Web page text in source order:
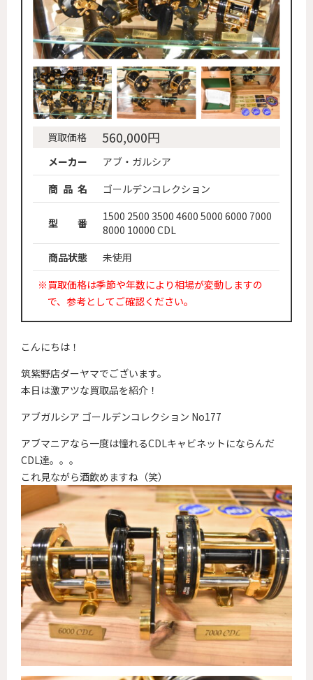
買取価格 560,000円
メーカー
アブ・ガルシア
商 品 名
ゴールデンコレクション
型 番
1500 2500 3500 4600 5000 6000 7000
8000 10000 CDL
商品状態
未使用
※買取価格は季節や年数により相場が変動しますの
で、参考としてご確認ください。
こんにちは！
筑紫野店ダーヤマでございます。
本日は激アツな買取品を紹介！
アブガルシア ゴールデンコレクション No177
アブマニアなら一度は憧れるCDLキャビネットにならんだ
CDL達。。。
これ見ながら酒飲めますね（笑）